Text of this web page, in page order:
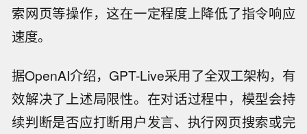
索网页等操作，这在一定程度上降低了指令响应
速度。
据OpenAI介绍，GPT-Live采用了全双工架构，有
效解决了上述局限性。在对话过程中，模型会持
续判断是否应打断用户发言、执行网页搜索或完